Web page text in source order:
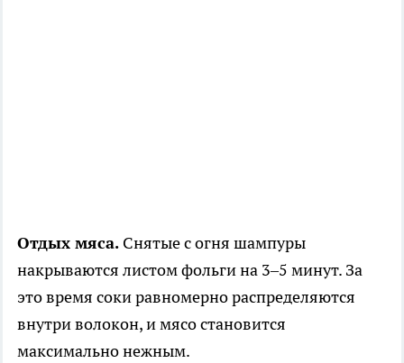
Отдых мяса. Снятые с огня шампуры
накрываются листом фольги на 3–5 минут. За
это время соки равномерно распределяются
внутри волокон, и мясо становится
максимально нежным.